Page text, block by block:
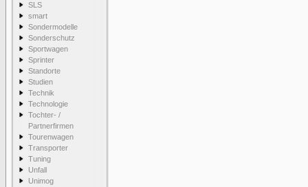
SLS
smart
Sondermodelle
Sonderschutz
Sportwagen
Sprinter
Standorte
Studien
Technik
Technologie
Tochter- /
Partnerfirmen
Tourenwagen
Transporter
Tuning
Unfall
Unimog